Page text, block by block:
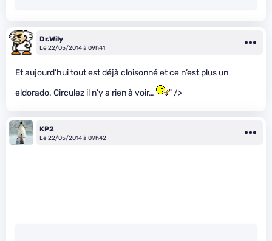
Dr.Wily
Le 22/05/2014 à 09h41
Et aujourd’hui tout est déjà cloisonné et ce n’est plus un
eldorado. Circulez il n’y a rien à voir…
" />
KP2
Le 22/05/2014 à 09h42